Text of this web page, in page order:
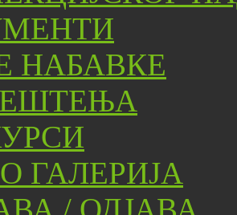
НАБАВКЕ
ГАЛЕРИЈА